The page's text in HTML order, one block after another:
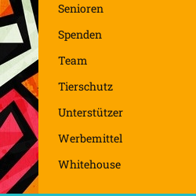
Senioren
Spenden
Team
Tierschutz
Unterstützer
Werbemittel
Whitehouse